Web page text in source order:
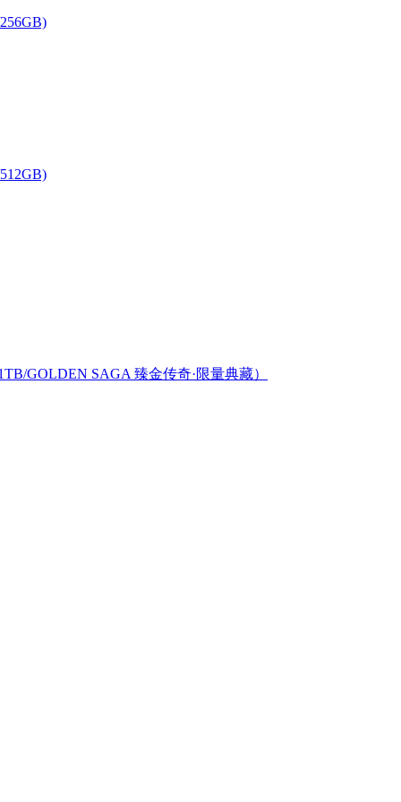
GOLDEN SAGA 臻金传奇·限量典藏）